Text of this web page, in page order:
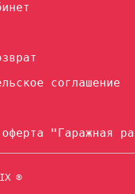
соглашение
"Гаражная
®